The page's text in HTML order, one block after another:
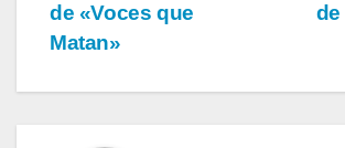
de
de «Voces que
Matan»